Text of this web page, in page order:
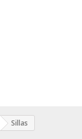
Sillas